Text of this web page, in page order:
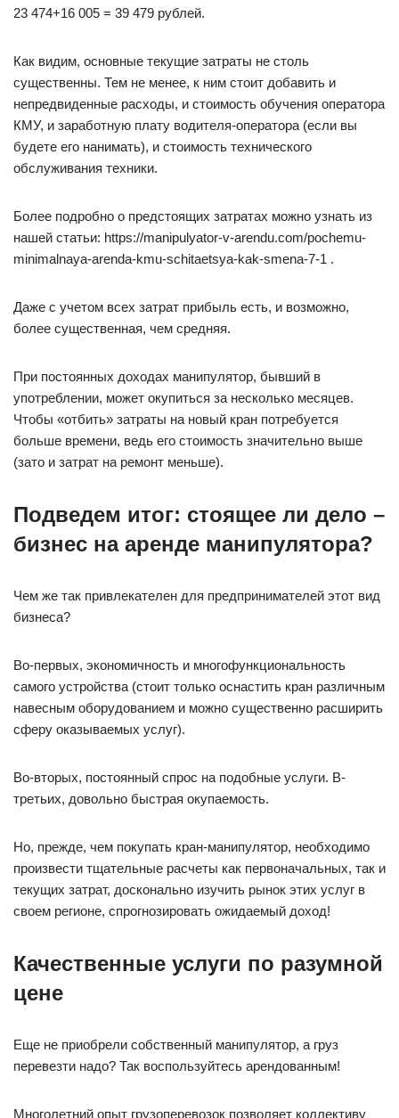
23 474+16 005 = 39 479 рублей.
Как видим, основные текущие затраты не столь
существенны. Тем не менее, к ним стоит добавить и
непредвиденные расходы, и стоимость обучения оператора
КМУ, и заработную плату водителя-оператора (если вы
будете его нанимать), и стоимость технического
обслуживания техники.
Более подробно о предстоящих затратах можно узнать из
нашей статьи: https://manipulyator-v-arendu.com/pochemu-
minimalnaya-arenda-kmu-schitaetsya-kak-smena-7-1 .
Даже с учетом всех затрат прибыль есть, и возможно,
более существенная, чем средняя.
При постоянных доходах манипулятор, бывший в
употреблении, может окупиться за несколько месяцев.
Чтобы «отбить» затраты на новый кран потребуется
больше времени, ведь его стоимость значительно выше
(зато и затрат на ремонт меньше).
Подведем итог: стоящее ли дело –
бизнес на аренде манипулятора?
Чем же так привлекателен для предпринимателей этот вид
бизнеса?
Во-первых, экономичность и многофункциональность
самого устройства (стоит только оснастить кран различным
навесным оборудованием и можно существенно расширить
сферу оказываемых услуг).
Во-вторых, постоянный спрос на подобные услуги. В-
третьих, довольно быстрая окупаемость.
Но, прежде, чем покупать кран-манипулятор, необходимо
произвести тщательные расчеты как первоначальных, так и
текущих затрат, досконально изучить рынок этих услуг в
своем регионе, спрогнозировать ожидаемый доход!
Качественные услуги по разумной
цене
Еще не приобрели собственный манипулятор, а груз
перевезти надо? Так воспользуйтесь арендованным!
Многолетний опыт грузоперевозок позволяет коллективу